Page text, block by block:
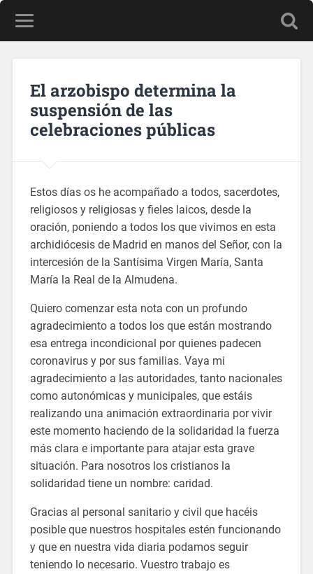
El arzobispo determina la
suspensión de las
celebraciones públicas
Estos días os he acompañado a todos, sacerdotes,
religiosos y religiosas y fieles laicos, desde la
oración, poniendo a todos los que vivimos en esta
archidiócesis de Madrid en manos del Señor, con la
intercesión de la Santísima Virgen María, Santa
María la Real de la Almudena.
Quiero comenzar esta nota con un profundo
agradecimiento a todos los que están mostrando
esa entrega incondicional por quienes padecen
coronavirus y por sus familias. Vaya mi
agradecimiento a las autoridades, tanto nacionales
como autonómicas y municipales, que estáis
realizando una animación extraordinaria por vivir
este momento haciendo de la solidaridad la fuerza
más clara e importante para atajar esta grave
situación. Para nosotros los cristianos la
solidaridad tiene un nombre: caridad.
Gracias al personal sanitario y civil que hacéis
posible que nuestros hospitales estén funcionando
y que en nuestra vida diaria podamos seguir
teniendo lo necesario. Vuestro trabajo es